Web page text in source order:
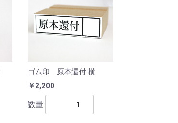
ゴム印 原本還付 横
￥2,200
数量